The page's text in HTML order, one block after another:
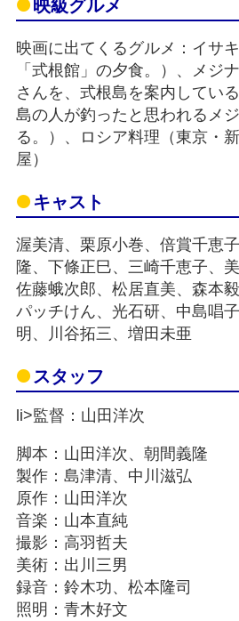
映級グルメ
映画に出てくるグルメ：イサ
「式根館」の夕食。）、メジ
さんを、式根島を案内してい
島の人が釣ったと思われるメ
る。）、ロシア料理（東京・
屋）
キャスト
渥美清、栗原小巻、倍賞千恵
隆、下條正巳、三崎千恵子、
佐藤蛾次郎、松居直美、森本
パッチけん、光石研、中島唱
明、川谷拓三、増田未亜
スタッフ
li>監督：山田洋次
脚本：山田洋次、朝間義隆
製作：島津清、中川滋弘
原作：山田洋次
音楽：山本直純
撮影：高羽哲夫
美術：出川三男
録音：鈴木功、松本隆司
照明：青木好文